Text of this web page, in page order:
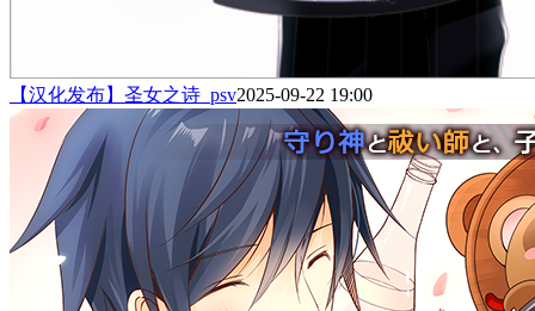
【汉化发布】圣女之诗_psv2025-09-22 19:00